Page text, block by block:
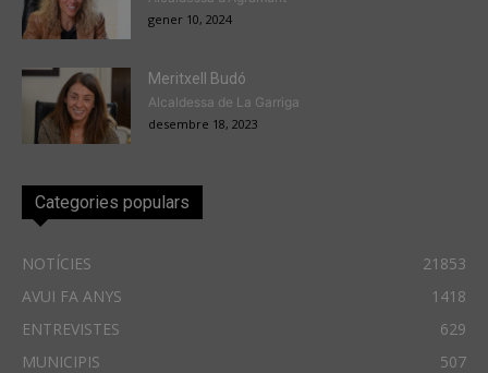
gener 10, 2024
Meritxell Budó
Alcaldessa de La Garriga
desembre 18, 2023
Categories populars
NOTÍCIES
21853
AVUI FA ANYS
1418
ENTREVISTES
629
MUNICIPIS
507